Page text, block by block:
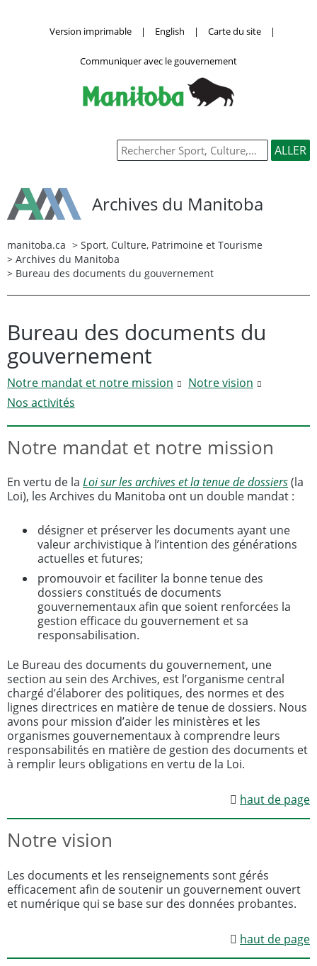
Version imprimable | English | Carte du site |
Communiquer avec le gouvernement
Archives du Manitoba
manitoba.ca > Sport, Culture, Patrimoine et Tourisme
> Archives du Manitoba
> Bureau des documents du gouvernement
Bureau des documents du
gouvernement
Notre mandat et notre mission
Notre vision
Nos activités
Notre mandat et notre mission
En vertu de la Loi sur les archives et la tenue de dossiers(la
Loi), les Archives du Manitoba ont un double mandat :
désigner et préserver les documents ayant une
valeur archivistique à l’intention des générations
actuelles et futures;
promouvoir et faciliter la bonne tenue des
dossiers constitués de documents
gouvernementaux afin que soient renforcées la
gestion efficace du gouvernement et sa
responsabilisation.
Le Bureau des documents du gouvernement, une
section au sein des Archives, est l’organisme central
chargé d’élaborer des politiques, des normes et des
lignes directrices en matière de tenue de dossiers. Nous
avons pour mission d’aider les ministères et les
organismes gouvernementaux à comprendre leurs
responsabilités en matière de gestion des documents et
à remplir leurs obligations en vertu de la Loi.
haut de page
Notre vision
Les documents et les renseignements sont gérés
efficacement afin de soutenir un gouvernement ouvert
et numérique qui se base sur des données probantes.
haut de page